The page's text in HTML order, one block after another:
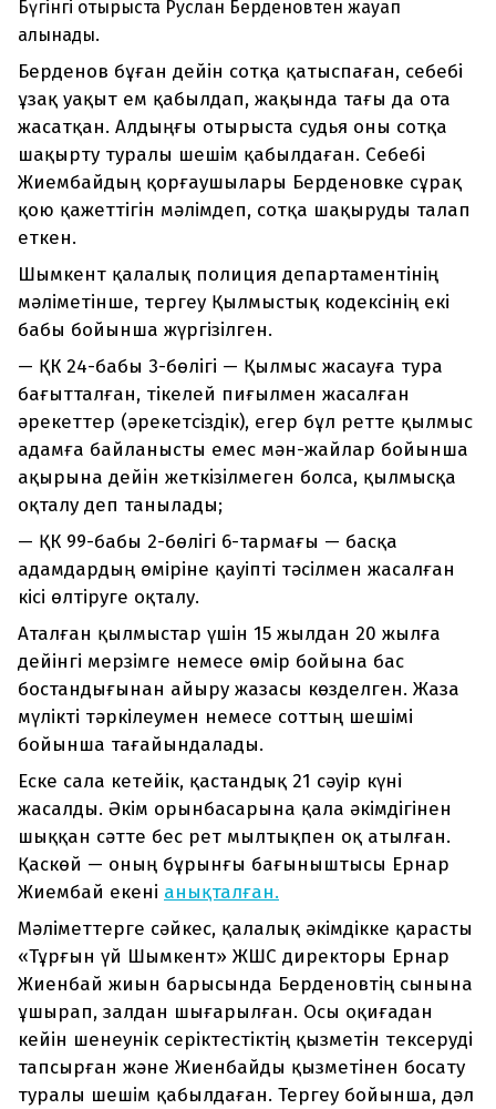
Бүгінгі отырыста Руслан Берденовтен жауап
алынады.
Берденов бұған дейін сотқа қатыспаған, себебі
ұзақ уақыт ем қабылдап, жақында тағы да ота
жасатқан. Алдыңғы отырыста судья оны сотқа
шақырту туралы шешім қабылдаған. Себебі
Жиембайдың қорғаушылары Берденовке сұрақ
қою қажеттігін мәлімдеп, сотқа шақыруды талап
еткен.
Шымкент қалалық полиция департаментінің
мәліметінше, тергеу Қылмыстық кодексінің екі
бабы бойынша жүргізілген.
— ҚК 24-бабы 3-бөлігі — Қылмыс жасауға тура
бағытталған, тікелей пиғылмен жасалған
әрекеттер (әрекетсiздiк), егер бұл ретте қылмыс
адамға байланысты емес мән-жайлар бойынша
ақырына дейiн жеткiзiлмеген болса, қылмысқа
оқталу деп танылады;
— ҚК 99-бабы 2-бөлігі 6-тармағы — басқа
адамдардың өміріне қауіпті тәсілмен жасалған
кісі өлтіруге оқталу.
Аталған қылмыстар үшін 15 жылдан 20 жылға
дейінгі мерзімге немесе өмір бойына бас
бостандығынан айыру жазасы көзделген. Жаза
мүлікті тәркілеумен немесе соттың шешімі
бойынша тағайындалады.
Еске сала кетейік, қастандық 21 сәуір күні
жасалды. Әкім орынбасарына қала әкімдігінен
шыққан сәтте бес рет мылтықпен оқ атылған.
Қаскөй — оның бұрынғы бағыныштысы Ернар
Жиембай екені анықталған.
Мәліметтерге сәйкес, қалалық әкімдікке қарасты
«Тұрғын үй Шымкент» ЖШС директоры Ернар
Жиенбай жиын барысында Берденовтің сынына
ұшырап, залдан шығарылған. Осы оқиғадан
кейін шенеунік серіктестіктің қызметін тексеруді
тапсырған және Жиенбайды қызметінен босату
туралы шешім қабылдаған. Тергеу бойынша, дәл